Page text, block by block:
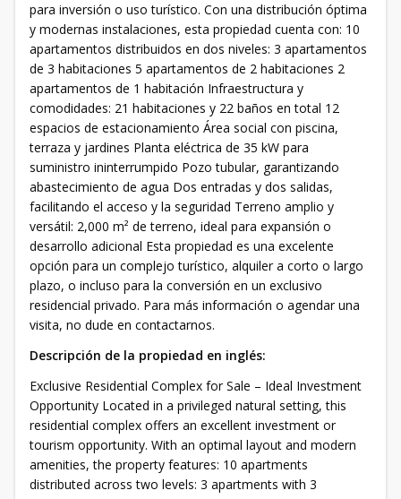
para inversión o uso turístico. Con una distribución óptima
y modernas instalaciones, esta propiedad cuenta con: 10
apartamentos distribuidos en dos niveles: 3 apartamentos
de 3 habitaciones 5 apartamentos de 2 habitaciones 2
apartamentos de 1 habitación Infraestructura y
comodidades: 21 habitaciones y 22 baños en total 12
espacios de estacionamiento Área social con piscina,
terraza y jardines Planta eléctrica de 35 kW para
suministro ininterrumpido Pozo tubular, garantizando
abastecimiento de agua Dos entradas y dos salidas,
facilitando el acceso y la seguridad Terreno amplio y
versátil: 2,000 m² de terreno, ideal para expansión o
desarrollo adicional Esta propiedad es una excelente
opción para un complejo turístico, alquiler a corto o largo
plazo, o incluso para la conversión en un exclusivo
residencial privado. Para más información o agendar una
visita, no dude en contactarnos.
Descripción de la propiedad en inglés:
Exclusive Residential Complex for Sale – Ideal Investment
Opportunity Located in a privileged natural setting, this
residential complex offers an excellent investment or
tourism opportunity. With an optimal layout and modern
amenities, the property features: 10 apartments
distributed across two levels: 3 apartments with 3